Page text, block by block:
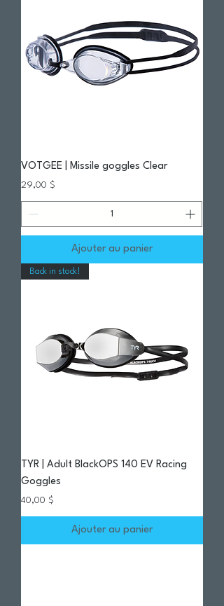
VOTGEE | Missile goggles Clear
Prix
29,00 $
Ajouter au panier
Back in stock!
TYR | Adult BlackOPS 140 EV Racing
Goggles
Prix
40,00 $
Ajouter au panier